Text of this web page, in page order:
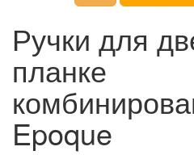
Ручки для
планке
Epoque